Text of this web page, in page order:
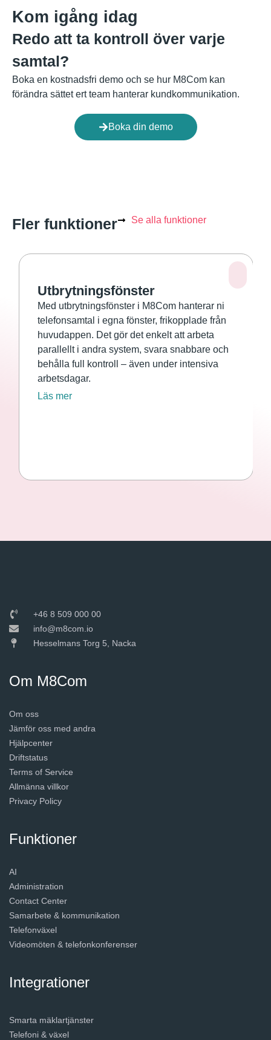
Kom igång idag
Redo att ta kontroll över varje
samtal?
Boka en kostnadsfri demo och se hur M8Com kan
förändra sättet ert team hanterar kundkommunikation.
Boka din demo
Fler funktioner Se alla funktioner
Utbrytningsfönster
Med utbrytningsfönster i M8Com hanterar ni
telefonsamtal i egna fönster, frikopplade från
huvudappen. Det gör det enkelt att arbeta
parallellt i andra system, svara snabbare och
behålla full kontroll – även under intensiva
arbetsdagar.
Läs mer
+46 8 509 000 00
info@m8com.io
Hesselmans Torg 5, Nacka
Om M8Com
Om oss
Jämför oss med andra
Hjälpcenter
Driftstatus
Terms of Service
Allmänna villkor
Privacy Policy
Funktioner
AI
Administration
Contact Center
Samarbete & kommunikation
Telefonväxel
Videomöten & telefonkonferenser
Integrationer
Smarta mäklartjänster
Telefoni & växel